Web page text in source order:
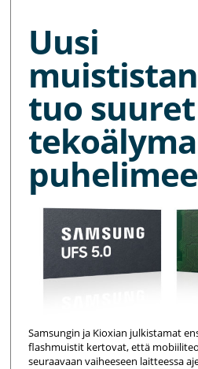
Uusi
tuo suuret
Samsungin ja Kioxian julkistamat
flashmuistit kertovat, että
seuraavaan vaiheeseen laitteessa